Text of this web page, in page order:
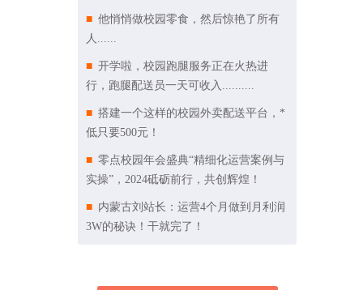
他悄悄做校园零食，然后惊艳了所有
人......
开学啦，校园跑腿服务正在火热进
行，跑腿配送员一天可收入..........
搭建一个这样的校园外卖配送平台，*
低只要500元！
零点校园年会盛典“精细化运营案例与
实操”，2024砥砺前行，共创辉煌！
内蒙古刘站长：运营4个月做到月利润
3W的秘诀！干就完了！